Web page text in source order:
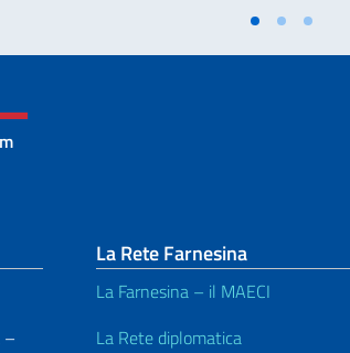
–
La Rete Farnesina
La Farnesina – il MAECI
La Rete diplomatica